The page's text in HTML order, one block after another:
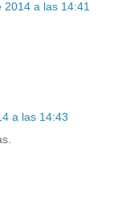
2014 a las 14:41
a las 14:43